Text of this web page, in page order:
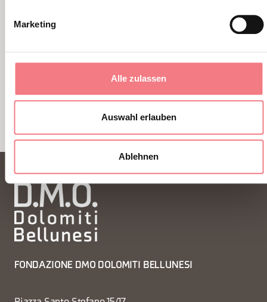
Marketing
Alle zulassen
Auswahl erlauben
Ablehnen
FONDAZIONE DMO DOLOMITI BELLUNESI